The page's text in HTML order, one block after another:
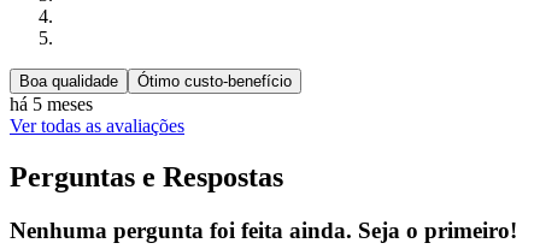
Boa qualidade Ótimo custo-benefício
há 5 meses
Ver todas as avaliações
Perguntas e Respostas
Nenhuma pergunta foi feita ainda. Seja o primeiro!